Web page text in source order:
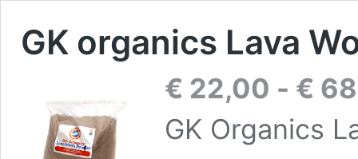
GK organics Lava
€ 22,00 - €
GK Organics